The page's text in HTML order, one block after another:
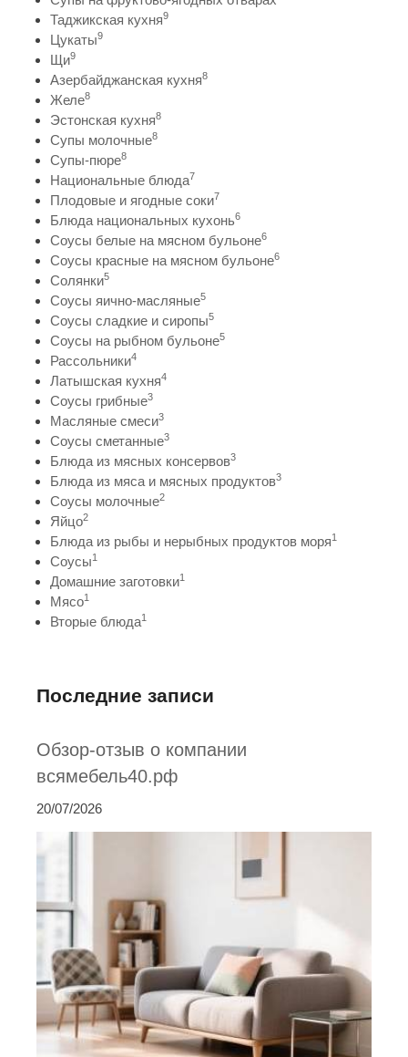
Таджикская кухня9
Цукаты9
Щи9
Азербайджанская кухня8
Желе8
Эстонская кухня8
Супы молочные8
Супы-пюре8
Национальные блюда7
Плодовые и ягодные соки7
Блюда национальных кухонь6
Соусы белые на мясном бульоне6
Соусы красные на мясном бульоне6
Солянки5
Соусы яично-масляные5
Соусы сладкие и сиропы5
Соусы на рыбном бульоне5
Рассольники4
Латышская кухня4
Соусы грибные3
Масляные смеси3
Соусы сметанные3
Блюда из мясных консервов3
Блюда из мяса и мясных продуктов3
Соусы молочные2
Яйцо2
Блюда из рыбы и нерыбных продуктов моря1
Соусы1
Домашние заготовки1
Мясо1
Вторые блюда1
Последние записи
Обзор-отзыв о компании
всямебель40.рф
20/07/2026